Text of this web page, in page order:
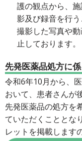
護の観点から、
影及び録音を行
撮影した写真や
止しております。
先発医薬品処方に
令和6年10月から、
おいて、患者さんが
先発医薬品の処方を
ていただくこととな
レットを掲載します